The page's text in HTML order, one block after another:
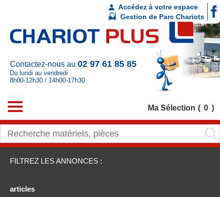
Contactez-nous au 02 97 61 85 85
Du lundi au vendredi
8h00-12h30 / 14h00-17h30
Accédez à votre espace
Gestion de Parc Chariots
Ma Sélection 0
FILTREZ LES ANNONCES :
articles